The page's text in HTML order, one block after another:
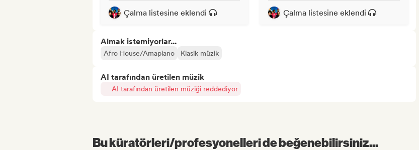
Çalma listesine eklendi Çalma listesine eklendi
Almak istemiyorlar...
Afro House/Amapiano Klasik müzik
AI tarafından üretilen müzik
AI tarafından üretilen müziği reddediyor
Bu küratörleri/profesyonelleri de beğenebilirsiniz...